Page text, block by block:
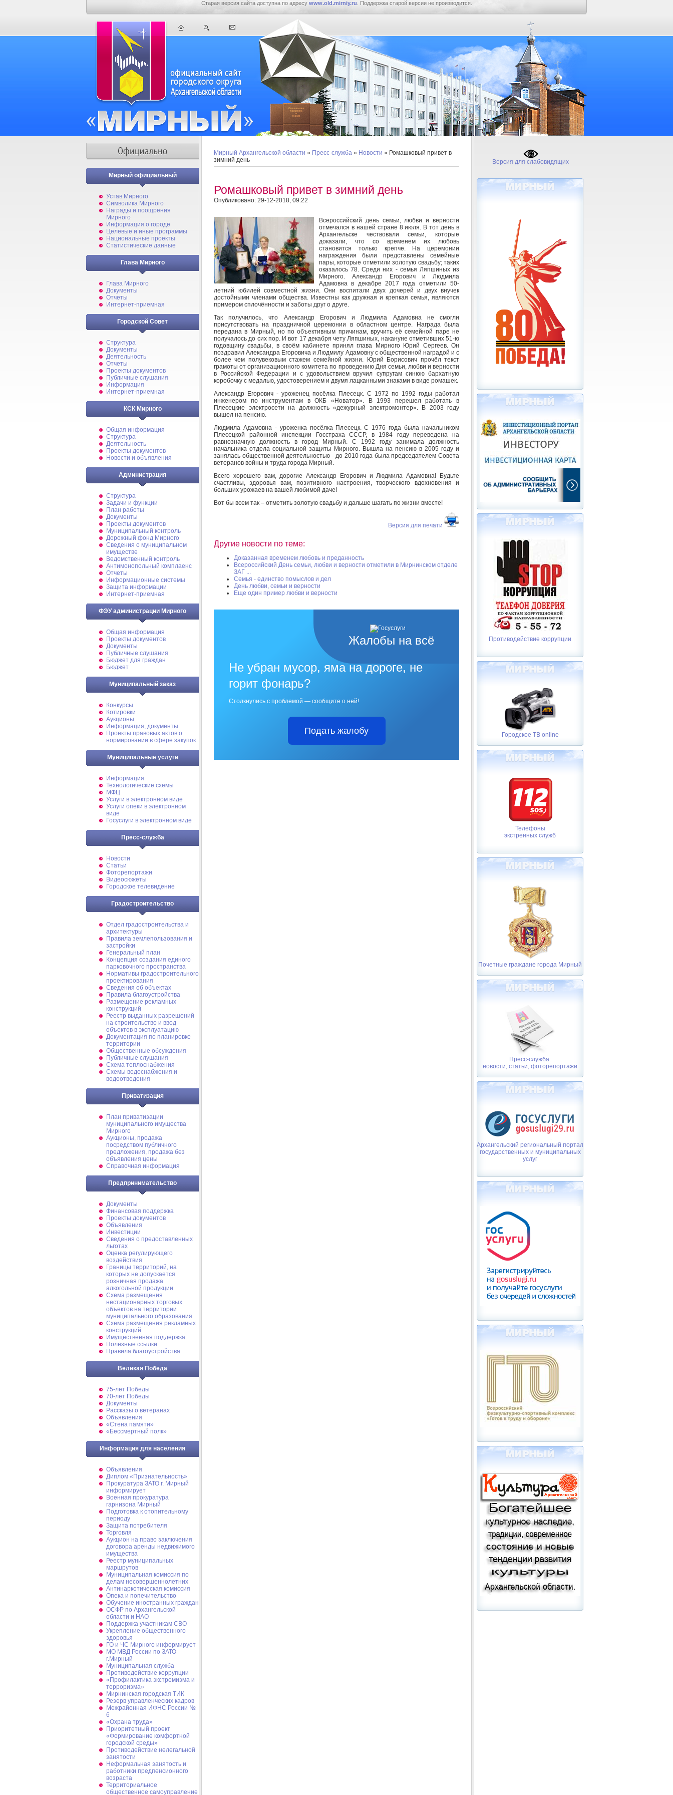
Старая версия сайта доступна по адресу www.old.mirniy.ru . Поддержка старой версии не производится.
Мирный официальный
Устав Мирного
Символика Мирного
Награды и поощрения
Мирного
Информация о городе
Целевые и иные программы
Национальные проекты
Статистические данные
Глава Мирного
Глава Мирного
Документы
Отчеты
Интернет-приемная
Городской Совет
Структура
Документы
Деятельность
Отчеты
Проекты документов
Публичные слушания
Информация
Интернет-приемная
КСК Мирного
Общая информация
Структура
Деятельность
Проекты документов
Новости и объявления
Администрация
Структура
Задачи и функции
План работы
Документы
Проекты документов
Муниципальный контроль
Дорожный фонд Мирного
Cведения о муниципальном
имуществе
Ведомственный контроль
Антимонопольный комплаенс
Отчеты
Информационные системы
Защита информации
Интернет-приемная
ФЭУ администрации Мирного
Общая информация
Проекты документов
Документы
Публичные слушания
Бюджет для граждан
Бюджет
Муниципальный заказ
Конкурсы
Котировки
Аукционы
Информация, документы
Проекты правовых актов о
нормировании в сфере закупок
Муниципальные услуги
Информация
Технологические схемы
МФЦ
Услуги в электронном виде
Услуги опеки в электронном
виде
Госуслуги в электронном виде
Пресс-служба
Новости
Статьи
Фоторепортажи
Видеосюжеты
Городское телевидение
Градостроительство
Отдел градостроительства и
архитектуры
Правила землепользования и
застройки
Генеральный план
Концепция создания единого
парковочного пространства
Нормативы градостроительного
проектирования
Сведения об объектах
Правила благоустройства
Размещение рекламных
конструкций
Реестр выданных разрешений
на строительство и ввод
объектов в эксплуатацию
Документация по планировке
территории
Общественные обсуждения
Публичные слушания
Схема теплоснабжения
Схемы водоснабжения и
водоотведения
Приватизация
План приватизации
муниципального имущества
Мирного
Аукционы, продажа
посредством публичного
предложения, продажа без
объявления цены
Справочная информация
Предпринимательство
Документы
Финансовая поддержка
Проекты документов
Объявления
Инвестиции
Сведения о предоставленных
льготах
Оценка регулирующего
воздействия
Границы территорий, на
которых не допускается
розничная продажа
алкогольной продукции
Схема размещения
нестационарных торговых
объектов на территории
муниципального образования
Схема размещения рекламных
конструкций
Имущественная поддержка
Полезные ссылки
Правила благоустройства
Великая Победа
75-лет Победы
70-лет Победы
Документы
Рассказы о ветеранах
Объявления
«Стена памяти»
«Бессмертный полк»
Информация для населения
Объявления
Диплом «Признательность»
Прокуратура ЗАТО г. Мирный
информирует
Военная прокуратура
гарнизона Мирный
Подготовка к отопительному
периоду
Защита потребителя
Торговля
Аукцион на право заключения
договора аренды недвижимого
имущества
Реестр муниципальных
маршрутов
Муниципальная комиссия по
делам несовершеннолетних
Антинаркотическая комиссия
Опека и попечительство
Обучение иностранных граждан
ОСФР по Архангельской
области и НАО
Поддержка участникам СВО
Укрепление общественного
здоровья
ГО и ЧС Мирного информирует
МО МВД России по ЗАТО
г.Мирный
Муниципальная cлужба
Противодействие коррупции
«Профилактика экстремизма и
терроризма»
Мирнинская городская ТИК
Резерв управленческих кадров
Межрайонная ИФНС России №
6
«Охрана труда»
Приоритетный проект
«Формирование комфортной
городской среды»
Противодействие нелегальной
занятости
Неформальная занятость и
работники предпенсионного
возраста
Территориальное
общественное самоуправление
Мирный Архангельской области » Пресс-служба » Новости » Ромашковый привет в
зимний день
Ромашковый привет в зимний день
Опубликовано: 29-12-2018, 09:22
Всероссийский день семьи, любви и верности
отмечался в нашей стране 8 июля. В тот день в
Архангельске чествовали семьи, которые
доказали, что со временем их любовь
становится только крепче. На церемонии
награждения были представлены семейные
пары, которые отметили золотую свадьбу; таких
оказалось 78. Среди них - семья Ляпшиных из
Мирного. Александр Егорович и Людмила
Адамовна в декабре 2017 года отметили 50-
летний юбилей совместной жизни. Они воспитали двух дочерей и двух внучек
достойными членами общества. Известны как дружная и крепкая семья, являются
примером сплочённости и заботы друг о друге.
Так получилось, что Александр Егорович и Людмила Адамовна не смогли
присутствовать на праздничной церемонии в областном центре. Награда была
передана в Мирный, но по объективным причинам, вручить её семейной паре не
получалось до сих пор. И вот 17 декабря чету Ляпшиных, накануне отметивших 51-ю
годовщину свадьбы, в своём кабинете принял глава Мирного Юрий Сергеев. Он
поздравил Александра Егоровича и Людмилу Адамовну с общественной наградой и с
более чем полувековым стажем семейной жизни. Юрий Борисович прочёл текст
грамоты от организационного комитета по проведению Дня семьи, любви и верности
в Российской Федерации и с удовольствием вручил супругам синюю бархатную
коробочку с медалью, удостоверением и двумя лацканными знаками в виде ромашек.
Александр Егорович - уроженец посёлка Плесецк. С 1972 по 1992 годы работал
инженером по инструментам в ОКБ «Новатор». В 1993 перешел работать в
Плесецкие электросети на должность «дежурный электромонтер». В 2003 году
вышел на пенсию.
Людмила Адамовна - уроженка посёлка Плесецк. С 1976 года была начальником
Плесецкой районной инспекции Госстраха СССР, в 1984 году переведена на
равнозначную должность в город Мирный. С 1992 году занимала должность
начальника отдела социальной защиты Мирного. Вышла на пенсию в 2005 году и
занялась общественной деятельностью - до 2010 года была председателем Совета
ветеранов войны и труда города Мирный.
Всего хорошего вам, дорогие Александр Егорович и Людмила Адамовна! Будьте
счастливы, здоровья вам, позитивного настроения, творческого вдохновения и
больших урожаев на вашей любимой даче!
Вот бы всем так – отметить золотую свадьбу и дальше шагать по жизни вместе!
Версия для печати
Другие новости по теме:
Доказанная временем любовь и преданность
Всероссийский День семьи, любви и верности отметили в Мирнинском отделе
ЗАГ ...
Семья - единство помыслов и дел
День любви, семьи и верности
Еще один пример любви и верности
Жалобы на всё
Не убран мусор, яма на дороге, не
горит фонарь?
Столкнулись с проблемой — сообщите о ней!
Подать жалобу
Версия для слабовидящих
Противодействие коррупции
Городское ТВ online
Телефоны
экстренных служб
Почетные граждане города Мирный
Пресс-служба:
новости, статьи, фоторепортажи
Архангельский региональный портал
государственных и муниципальных
услуг